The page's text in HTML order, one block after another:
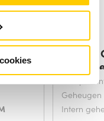
Crucial
Intern